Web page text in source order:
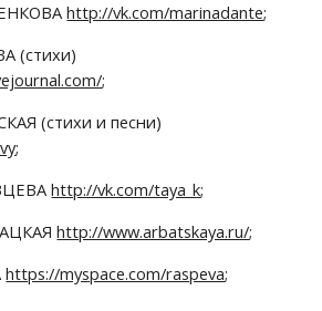
http://vk.com/marinadante;
;
;
http://vk.com/taya_k;
http://www.arbatskaya.ru/;
https://myspace.com/raspeva;